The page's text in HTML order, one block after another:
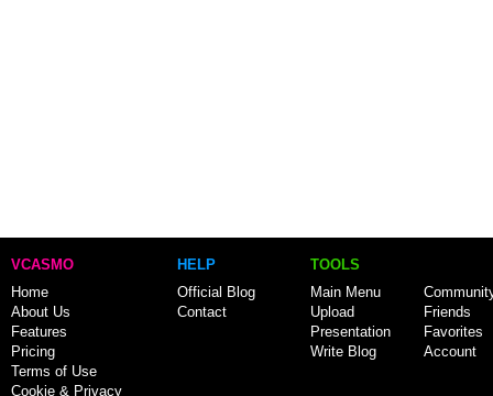
VCASMO
Home
About Us
Features
Pricing
Terms of Use
Cookie & Privacy
HELP
Official Blog
Contact
TOOLS
Main Menu
Upload
Presentation
Write Blog
Friends
Favorites
Account